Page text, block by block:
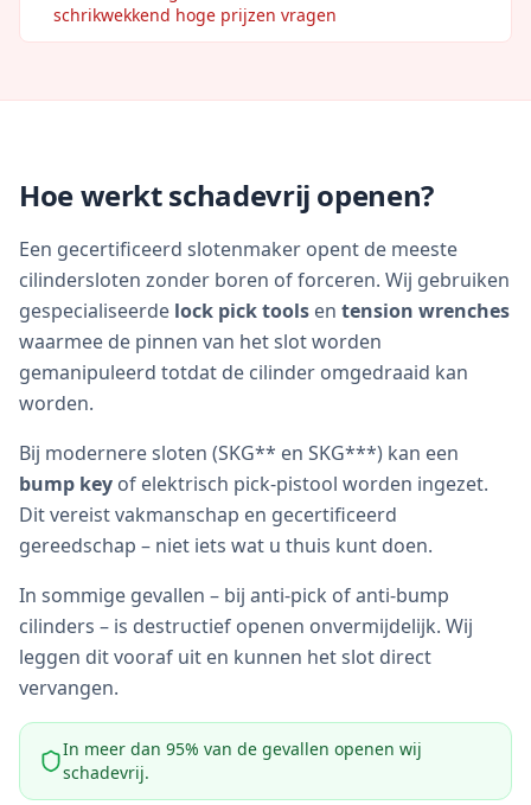
schrikwekkend hoge prijzen vragen
Hoe werkt schadevrij openen?
Een gecertificeerd slotenmaker opent de meeste
cilindersloten zonder boren of forceren. Wij gebruiken
gespecialiseerde lock pick tools en tension wrenches
waarmee de pinnen van het slot worden
gemanipuleerd totdat de cilinder omgedraaid kan
worden.
Bij modernere sloten (SKG** en SKG***) kan een
bump key of elektrisch pick-pistool worden ingezet.
Dit vereist vakmanschap en gecertificeerd
gereedschap – niet iets wat u thuis kunt doen.
In sommige gevallen – bij anti-pick of anti-bump
cilinders – is destructief openen onvermijdelijk. Wij
leggen dit vooraf uit en kunnen het slot direct
vervangen.
In meer dan 95% van de gevallen openen wij
schadevrij.